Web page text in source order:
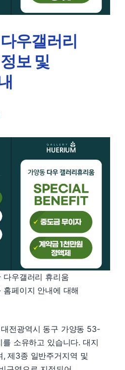
우갤러리
보 및
다우갤러리 휴리움
페이지 안내에 대해
전광역시 동구 가양동 53-
소유하고 있습니다. 대지
, 제3종 일반주거지역 및